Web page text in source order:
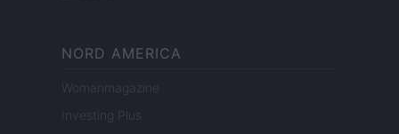
NORD AMERICA
Womanmagazine
Investing Plus